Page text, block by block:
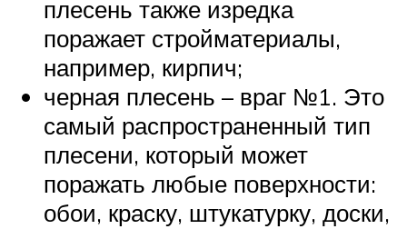
плесень также изредка
поражает стройматериалы,
например, кирпич;
черная плесень – враг №1. Это
самый распространенный тип
плесени, который может
поражать любые поверхности:
обои, краску, штукатурку, доски,